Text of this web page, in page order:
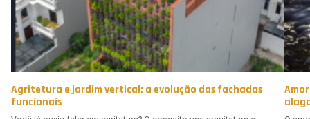
Agritetura e jardim vertical: a evolução das fachadas
funcionais